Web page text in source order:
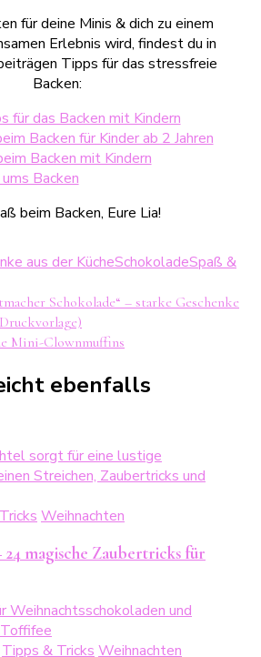
für deine Minis & dich zu einem
Erlebnis wird, findest du in
Tipps für das stressfreie
Backen:
für das Backen mit Kindern
Backen für Kinder ab 2 Jahren
Backen mit Kindern
Backen
beim Backen, Eure Lia!
aus der KücheSchokoladeSpaß &
Schokolade“ – starke Geschenke
Mini-Clownmuffins
ebenfalls
Weihnachten
magische Zaubertricks für
Tipps & Tricks Weihnachten